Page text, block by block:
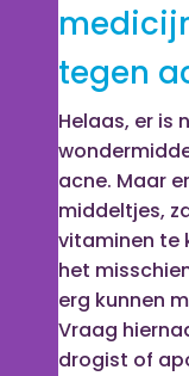
tegen
Helaas, er is
acne. Maar
middeltjes,
vitaminen te
het
erg kunnen
Vraag
drogist of